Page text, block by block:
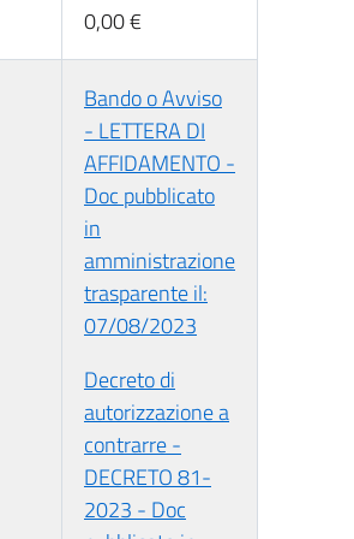
0,00 €
Bando o Avviso
- LETTERA DI
AFFIDAMENTO -
Doc pubblicato
in
amministrazione
trasparente il:
07/08/2023
Decreto di
autorizzazione a
contrarre -
DECRETO 81-
2023 - Doc